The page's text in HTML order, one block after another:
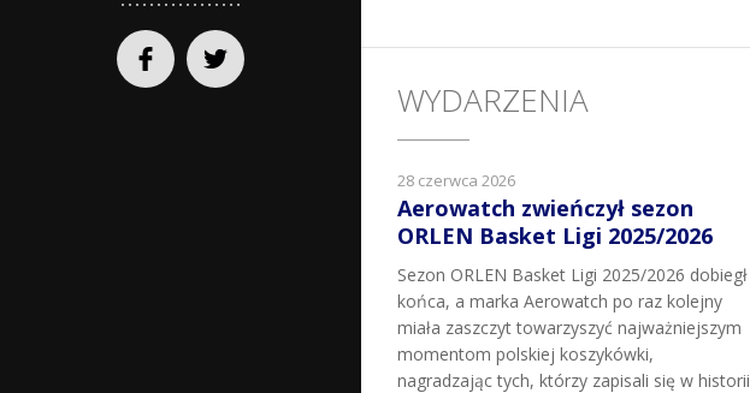
WYDARZENIA
28 czerwca 2026
Aerowatch zwieńczył sezon
ORLEN Basket Ligi 2025/2026
Sezon ORLEN Basket Ligi 2025/2026 dobiegł
końca, a marka Aerowatch po raz kolejny
miała zaszczyt towarzyszyć najważniejszym
momentom polskiej koszykówki,
nagradzając tych, którzy zapisali się w historii